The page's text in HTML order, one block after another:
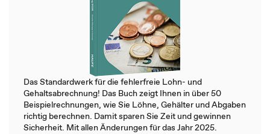
Das Standardwerk für die fehlerfreie Lohn- und
Gehaltsabrechnung! Das Buch zeigt Ihnen in über 50
Beispielrechnungen, wie Sie Löhne, Gehälter und Abgaben
richtig berechnen. Damit sparen Sie Zeit und gewinnen
Sicherheit. Mit allen Änderungen für das Jahr 2025.